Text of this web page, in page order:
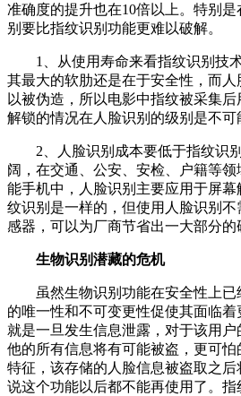
准确度的提升也在10倍以上。特别
别要比指纹识别功能更难以破解。
1、从使用寿命来看指纹识别技术
其最大的软肋还是在于安全性，而
以被伪造，所以电影中指纹被采集
解锁的情况在人脸识别的级别是不可
2、人脸识别成本要低于指纹识
阔，在交通、公安、安检、户籍等
能手机中，人脸识别主要应用于屏
纹识别是一样的，但使用人脸识别
感器，可以为厂商节省出一大部分的
生物识别潜藏的危机
虽然生物识别功能在安全性上已
的唯一性和不可变更性促使其面临
就是一旦发生信息泄露，对于该用户
他的所有信息将有可能被盗，更可
特征，该存储的人脸信息被盗取之
说这个功能以后都不能再使用了。